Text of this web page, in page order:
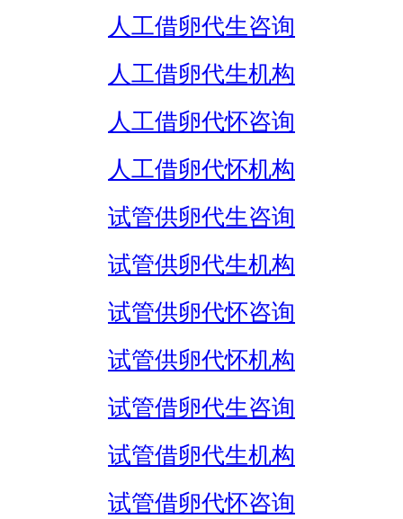
人工借卵代生咨询
人工借卵代生机构
人工借卵代怀咨询
人工借卵代怀机构
试管供卵代生咨询
试管供卵代生机构
试管供卵代怀咨询
试管供卵代怀机构
试管借卵代生咨询
试管借卵代生机构
试管借卵代怀咨询